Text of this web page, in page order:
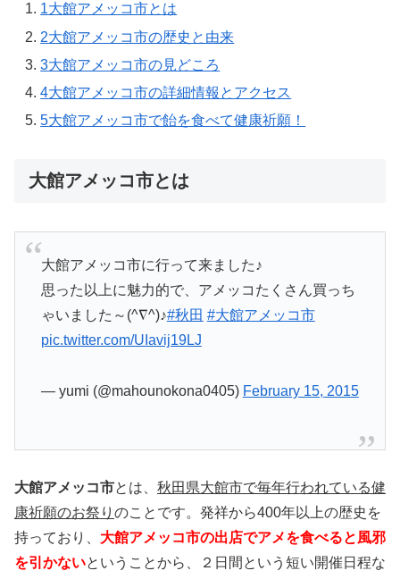
1大館アメッコ市とは
2大館アメッコ市の歴史と由来
3大館アメッコ市の見どころ
4大館アメッコ市の詳細情報とアクセス
5大館アメッコ市で飴を食べて健康祈願！
大館アメッコ市とは
大館アメッコ市に行って来ました♪
思った以上に魅力的で、アメッコたくさん買っち
ゃいました～(^∇^)♪#秋田 #大館アメッコ市
pic.twitter.com/UIavij19LJ
— yumi (@mahounokona0405) February 15, 2015
大館アメッコ市とは、 秋田県大館市で毎年行われている健
康祈願のお祭り のことです。発祥から400年以上の歴史を
持っており、 大館アメッコ市の出店でアメを食べると風邪
を引かないということから、２日間という短い開催日程な